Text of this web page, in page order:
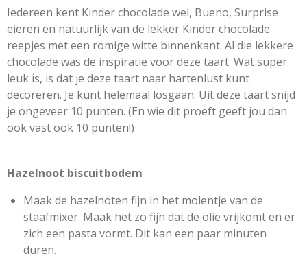
i
n
g
:
4
s
t
e
r
e
n
r r
r
e
n
r
r
e
n
r
r
e
n
r
r
e
n
m
m
e
n
Iedereen kent Kinder chocolade wel, Bueno, Surprise
eieren en natuurlijk van de lekker Kinder chocolade
reepjes met een romige witte binnenkant. Al die lekkere
chocolade was de inspiratie voor deze taart. Wat super
leuk is, is dat je deze taart naar hartenlust kunt
decoreren. Je kunt helemaal losgaan. Uit deze taart snijd
je ongeveer 10 punten. (En wie dit proeft geeft jou dan
ook vast ook 10 punten!)
Hazelnoot biscuitbodem
Maak de hazelnoten fijn in het molentje van de
staafmixer. Maak het zo fijn dat de olie vrijkomt en er
zich een pasta vormt. Dit kan een paar minuten
duren.